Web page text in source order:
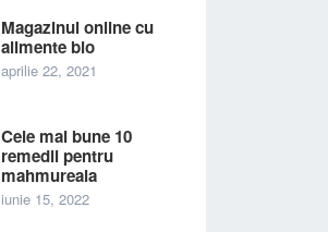
Magazinul online cu
alimente bio
aprilie 22, 2021
Cele mai bune 10
remedii pentru
mahmureala
iunie 15, 2022